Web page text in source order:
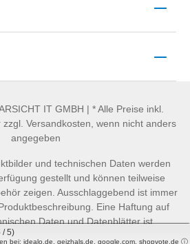
IT GMBH | * Alle Preise inkl.
Versandkosten, wenn nicht anders
angegeben
und technischen Daten werden
gestellt und können teilweise
zeigen. Ausschlaggebend ist immer
Eine Haftung auf
Daten und Datenblätter ist
ausgeschlossen.
/ 5)
bei: idealo.de, geizhals.de, google.com, shopvote.de ⓘ